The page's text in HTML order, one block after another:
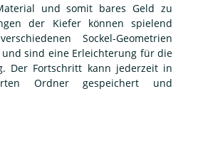
und somit bares Geld zu
der Kiefer können spielend
Sockel-Geometrien
sind eine Erleichterung für die
Der Fortschritt kann jederzeit in
Ordner gespeichert und